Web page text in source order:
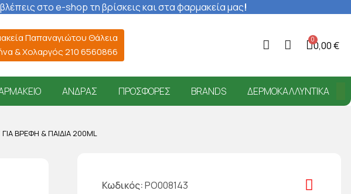
στο e-shop τη βρίσκεις και στα φαρμακεία μας!
Παπαναγιώτου Θάλεια
& Χολαργός 210 6560866
0,00 €
ΆΝΔΡΑΣ ΠΡΟΣΦΟΡΈΣ BRANDS ΔΕΡΜΟΚΑΛΛΥΝΤΙΚΆ
ΒΡΈΦΗ & ΠΑΙΔΙΆ 200ML
Κωδικός PO008143